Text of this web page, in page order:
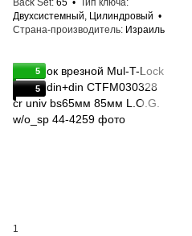
Back Set 65
Тип ключа
Двухсистемный, Цилиндровый
Страна-производитель Израиль
5
5
1